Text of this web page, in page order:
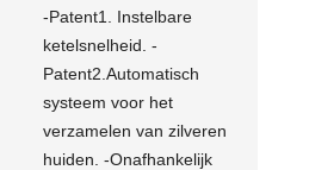
-Patent1. Instelbare
ketelsnelheid. -
Patent2.Automatisch
systeem voor het
verzamelen van zilveren
huiden. -Onafhankelijk